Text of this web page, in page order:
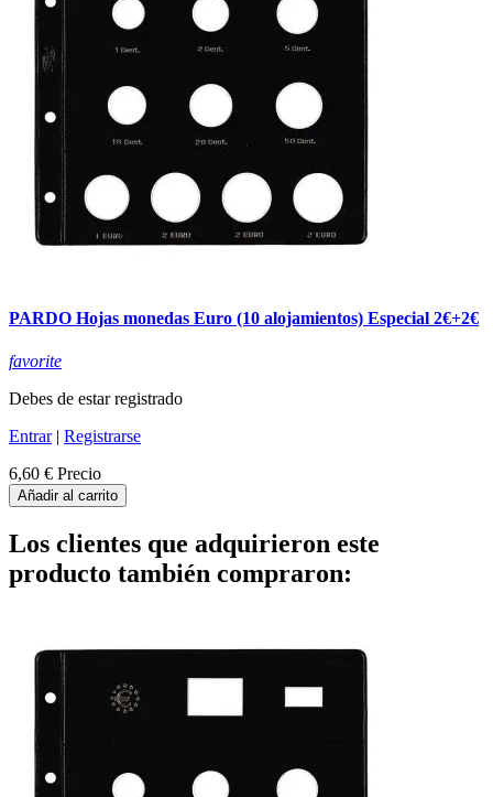
PARDO Hojas monedas Euro (10 alojamientos) Especial 2€+2€
favorite
Debes de estar registrado
Entrar| Registrarse
6,60 € Precio
Añadir al carrito
Los clientes que adquirieron este
producto también compraron: